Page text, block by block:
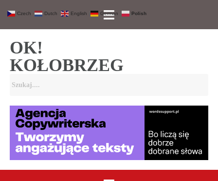
OK!
KOŁOBRZEG
Czech Dutch English German Polish